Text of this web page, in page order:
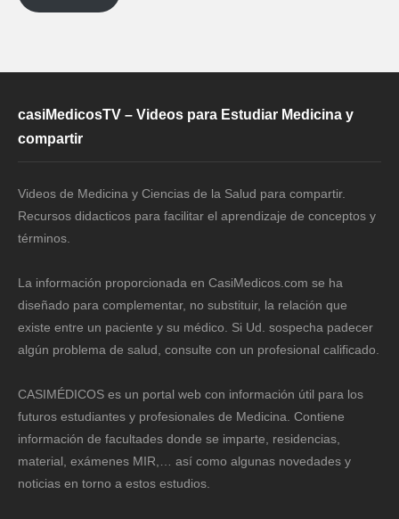
casiMedicosTV – Videos para Estudiar Medicina y
compartir
Videos de Medicina y Ciencias de la Salud para compartir.
Recursos didacticos para facilitar el aprendizaje de conceptos y
términos.
La información proporcionada en CasiMedicos.com se ha
diseñado para complementar, no substituir, la relación que
existe entre un paciente y su médico. Si Ud. sospecha padecer
algún problema de salud, consulte con un profesional calificado.
CASIMÉDICOS es un portal web con información útil para los
futuros estudiantes y profesionales de Medicina. Contiene
información de facultades donde se imparte, residencias,
material, exámenes MIR,… así como algunas novedades y
noticias en torno a estos estudios.